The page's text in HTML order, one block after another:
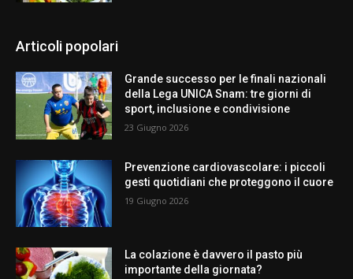
Articoli popolari
Grande successo per le finali nazionali
della Lega UNICA Snam: tre giorni di
sport, inclusione e condivisione
23 Giugno 2026
Prevenzione cardiovascolare: i piccoli
gesti quotidiani che proteggono il cuore
19 Giugno 2026
La colazione è davvero il pasto più
importante della giornata?